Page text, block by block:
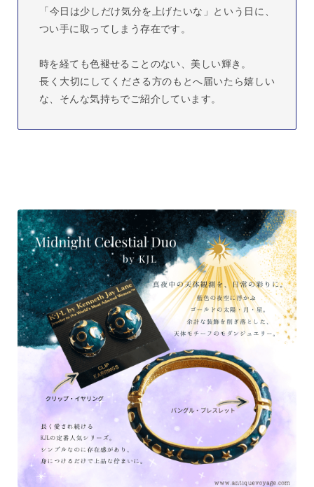
「今日は少しだけ気分を上げたいな」という日に、
つい手に取ってしまう存在です。
時を経ても色褪せることのない、美しい輝き。
長く大切にしてくださる方のもとへ届いたら嬉しい
な、そんな気持ちでご紹介しています。